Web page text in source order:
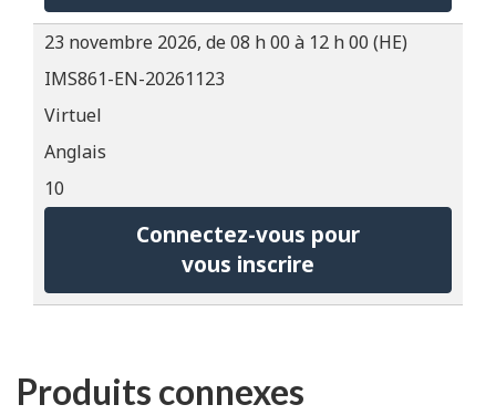
23 novembre 2026, de 08 h 00 à 12 h 00 (HE)
IMS861-EN-20261123
Virtuel
Anglais
10
Connectez-vous pour
vous inscrire
Produits connexes